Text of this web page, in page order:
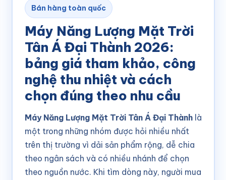
Bán hàng toàn quốc
Máy Năng Lượng Mặt Trời
Tân Á Đại Thành 2026:
bảng giá tham khảo, công
nghệ thu nhiệt và cách
chọn đúng theo nhu cầu
Máy Năng Lượng Mặt Trời Tân Á Đại Thànhlà
một trong những nhóm được hỏi nhiều nhất
trên thị trường vì dải sản phẩm rộng, dễ chia
theo ngân sách và có nhiều nhánh để chọn
theo nguồn nước. Khi tìm dòng này, người mua